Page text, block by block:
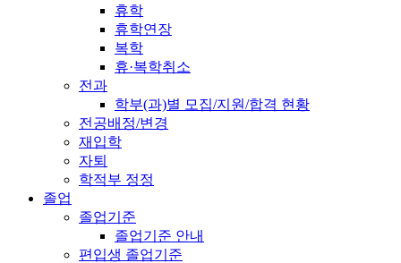
휴학
휴학연장
복학
휴·복학취소
전과
학부(과)별 모집/지원/합격 현황
전공배정/변경
재입학
자퇴
학적부 정정
졸업
졸업기준
졸업기준 안내
편입생 졸업기준